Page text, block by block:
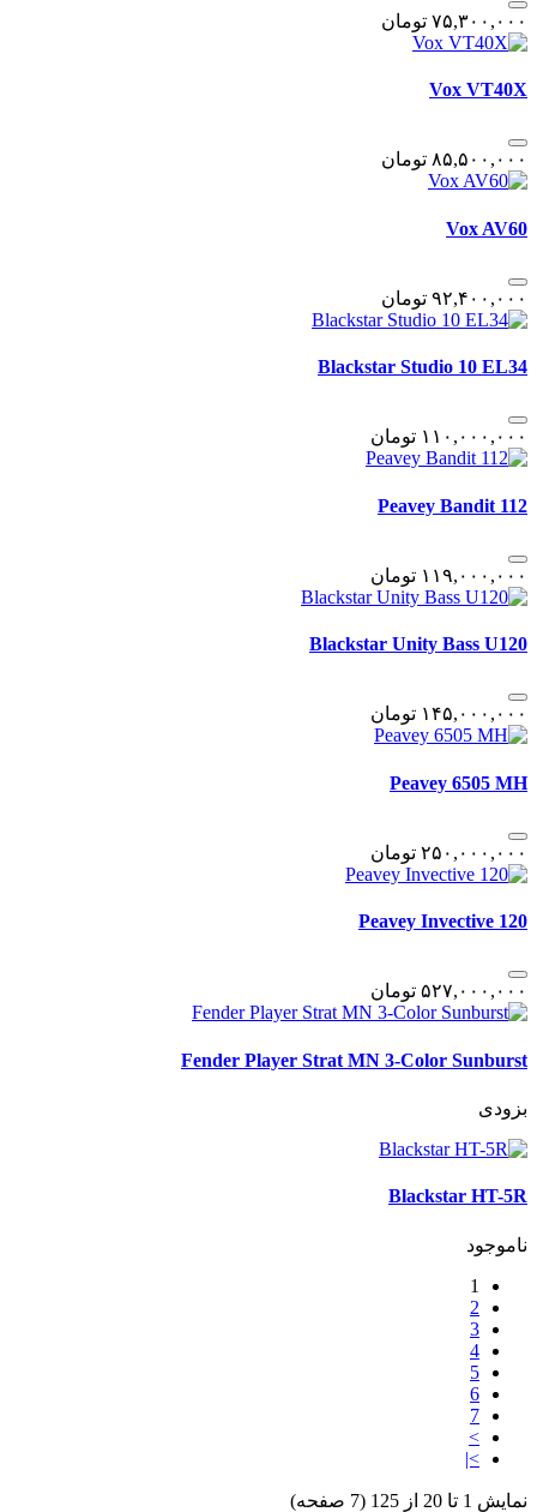
٧۵,٣٠٠,٠٠٠ تومان
Vox VT40X
٨۵,۵٠٠,٠٠٠ تومان
Vox AV60
٩٢,۴٠٠,٠٠٠ تومان
Blackstar Studio 10 EL34
١١٠,٠٠٠,٠٠٠ تومان
Peavey Bandit 112
١١٩,٠٠٠,٠٠٠ تومان
Blackstar Unity Bass U120
١۴۵,٠٠٠,٠٠٠ تومان
Peavey 6505 MH
٢۵٠,٠٠٠,٠٠٠ تومان
Peavey Invective 120
۵٢٧,٠٠٠,٠٠٠ تومان
Fender Player Strat MN 3-Color Sunburst
بزودی
Blackstar HT-5R
ناموجود
1
2
3
4
5
6
7
>
>|
نمایش 1 تا 20 از 125 (7 صفحه)